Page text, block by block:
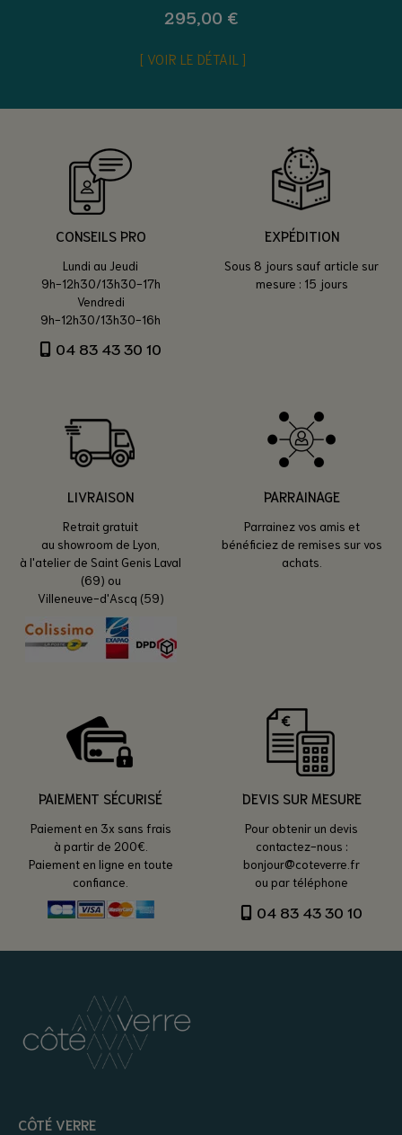
295,00 €
VOIR LE DÉTAIL
CONSEILS PRO
Lundi au Jeudi
9h-12h30/13h30-17h
Vendredi
9h-12h30/13h30-16h
04 83 43 30 10
EXPÉDITION
Sous 8 jours sauf article sur
mesure : 15 jours
LIVRAISON
Retrait gratuit
au showroom de Lyon,
à l'atelier de Saint Genis Laval
(69) ou
Villeneuve-d'Ascq (59)
PARRAINAGE
Parrainez vos amis et
bénéficiez de remises sur vos
achats.
PAIEMENT SÉCURISÉ
Paiement en 3x sans frais
à partir de 200€.
Paiement en ligne en toute
confiance.
DEVIS SUR MESURE
Pour obtenir un devis
contactez-nous :
bonjour@coteverre.fr
ou par téléphone
04 83 43 30 10
CÔTÉ VERRE